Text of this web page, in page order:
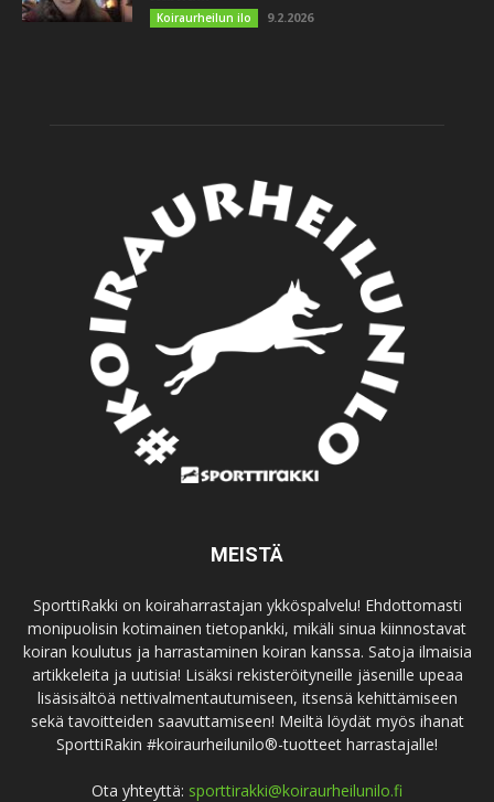
Koiraurheilun ilo 9.2.2026
MEISTÄ
SporttiRakki on koiraharrastajan ykköspalvelu! Ehdottomasti
monipuolisin kotimainen tietopankki, mikäli sinua kiinnostavat
koiran koulutus ja harrastaminen koiran kanssa. Satoja ilmaisia
artikkeleita ja uutisia! Lisäksi rekisteröityneille jäsenille upeaa
lisäsisältöä nettivalmentautumiseen, itsensä kehittämiseen
sekä tavoitteiden saavuttamiseen! Meiltä löydät myös ihanat
SporttiRakin #koiraurheilunilo®-tuotteet harrastajalle!
Ota yhteyttä: sporttirakki@koiraurheilunilo.fi